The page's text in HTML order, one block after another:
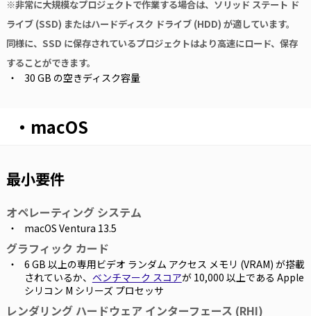
※非常に大規模なプロジェクトで作業する場合は、ソリッド ステート ド
ライブ (SSD) またはハードディスク ドライブ (HDD) が適しています。
同様に、SSD に保存されているプロジェクトはより高速にロード、保存
することができます。
30 GB の空きディスク容量
・macOS
最小要件
オペレーティング システム
macOS Ventura 13.5
グラフィック カード
6 GB 以上の専用ビデオ ランダム アクセス メモリ (VRAM) が搭載
されているか、 ベンチマーク スコアが 10,000 以上である Apple
シリコン M シリーズ プロセッサ
レンダリング ハードウェア インターフェース (RHI)